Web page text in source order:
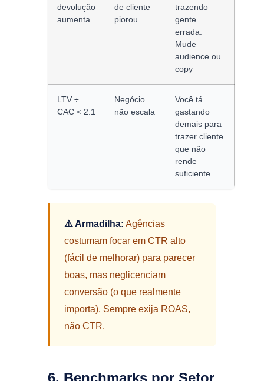
devolução
aumenta
de cliente
piorou
trazendo
gente
errada.
Mude
audience ou
copy
LTV ÷
CAC < 2:1
Negócio
não escala
Você tá
gastando
demais para
trazer cliente
que não
rende
suficiente
⚠️ Armadilha: Agências
costumam focar em CTR alto
(fácil de melhorar) para parecer
boas, mas neglicenciam
conversão (o que realmente
importa). Sempre exija ROAS,
não CTR.
6. Benchmarks por Setor